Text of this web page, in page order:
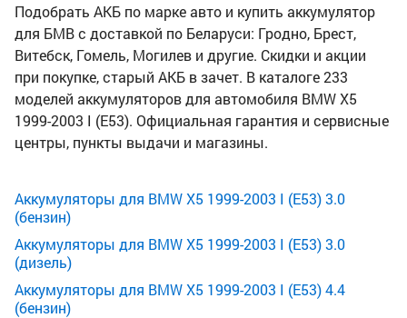
Подобрать АКБ по марке авто и купить аккумулятор
для БМВ с доставкой по Беларуси: Гродно, Брест,
Витебск, Гомель, Могилев и другие. Скидки и акции
при покупке, старый АКБ в зачет. В каталоге 233
моделей аккумуляторов для автомобиля BMW X5
1999-2003 I (E53). Официальная гарантия и сервисные
центры, пункты выдачи и магазины.
Аккумуляторы для BMW X5 1999-2003 I (E53) 3.0
(бензин)
Аккумуляторы для BMW X5 1999-2003 I (E53) 3.0
(дизель)
Аккумуляторы для BMW X5 1999-2003 I (E53) 4.4
(бензин)